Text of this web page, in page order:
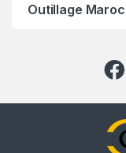
Outillage Maroc